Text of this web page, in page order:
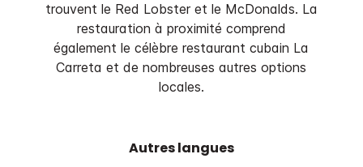
trouvent le Red Lobster et le McDonalds. La
restauration à proximité comprend
également le célèbre restaurant cubain La
Carreta et de nombreuses autres options
locales.
Autres langues